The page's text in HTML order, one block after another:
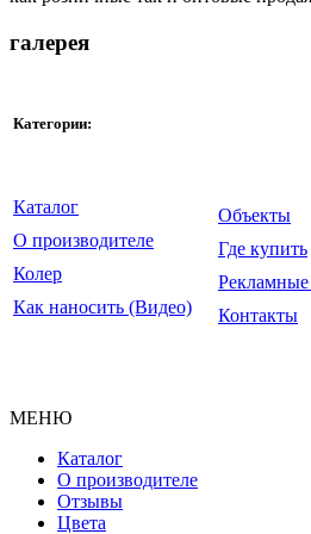
галерея
Категории:
Каталог
О производителе
Колер
Как наносить (Видео)
Объекты
Где купить
Контакты
МЕНЮ
Каталог
О производителе
Отзывы
Цвета